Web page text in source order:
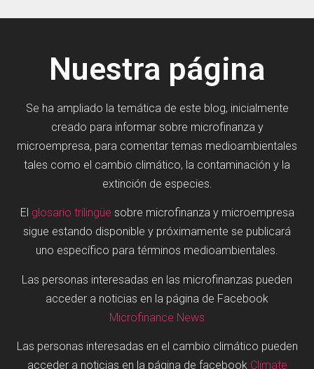
Nuestra página
Se ha ampliado la temática de este blog, inicialmente
creado para informar sobre microfinanza y
microempresa, para comentar temas medioambientales
tales como el cambio climático, la contaminación y la
extinción de especies.
El glosario trilingüe sobre microfinanza y microempresa
sigue estando disponible y próximamente se publicará
uno específico para términos medioambientales.
Las personas interesadas en las microfinanzas pueden
acceder a noticias en la página de Facebook
Microfinance News
Las personas interesadas en el cambio climático pueden
acceder a noticias en la página de facebook Climate